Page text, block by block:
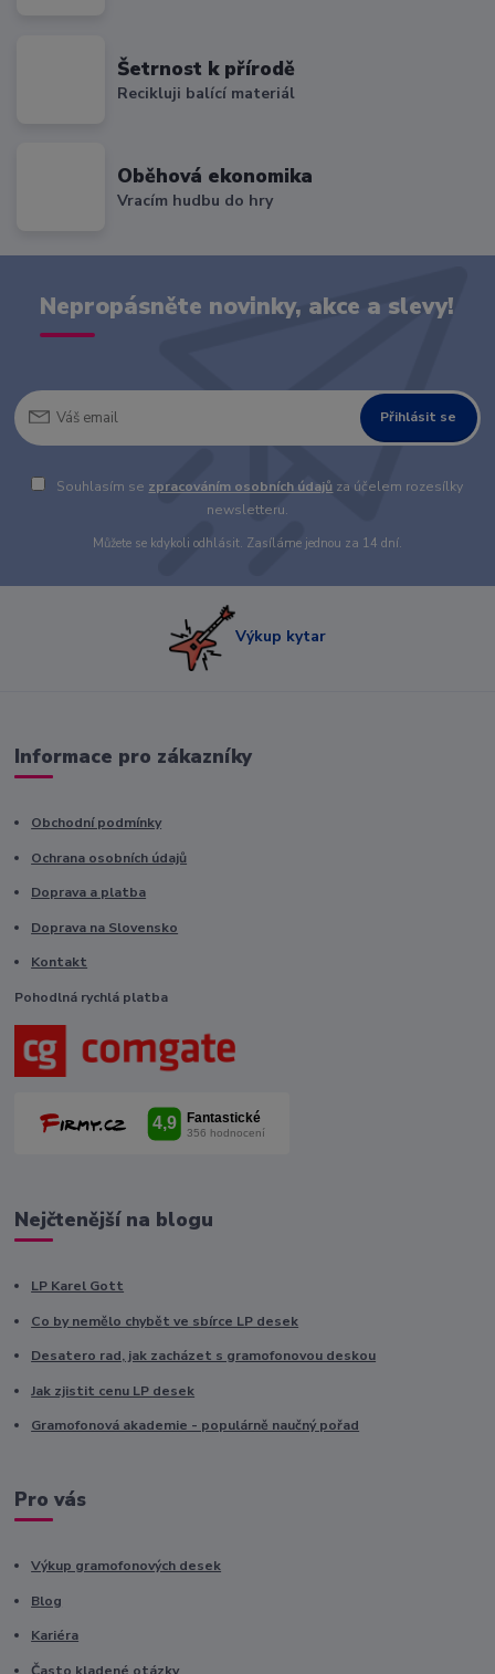
Šetrnost k přírodě
Recikluji balící materiál
Oběhová ekonomika
Vracím hudbu do hry
Nepropásněte novinky, akce a slevy!
Přihlásit se
Souhlasím se zpracováním osobních údajů za účelem rozesílky
newsletteru.
Můžete se kdykoli odhlásit. Zasíláme jednou za 14 dní.
Výkup kytar
Informace pro zákazníky
Obchodní podmínky
Ochrana osobních údajů
Doprava a platba
Doprava na Slovensko
Kontakt
Pohodlná rychlá platba
Nejčtenější na blogu
LP Karel Gott
Co by nemělo chybět ve sbírce LP desek
Desatero rad, jak zacházet s gramofonovou deskou
Jak zjistit cenu LP desek
Gramofonová akademie - populárně naučný pořad
Pro vás
Výkup gramofonových desek
Blog
Kariéra